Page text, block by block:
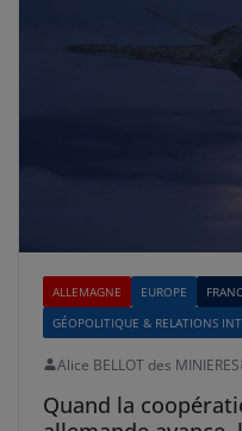
ALLEMAGNE EUROPE
GÉOPOLITIQUE & RELATIONS
Alice BELLOT des MINIERES
Quand la